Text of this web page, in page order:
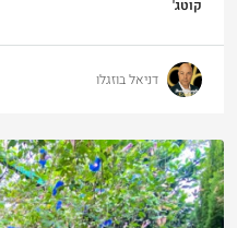
קוטג'
דניאל בוזגלו